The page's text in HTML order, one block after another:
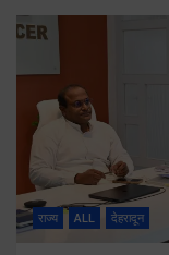
राज्य ALL देहरादून